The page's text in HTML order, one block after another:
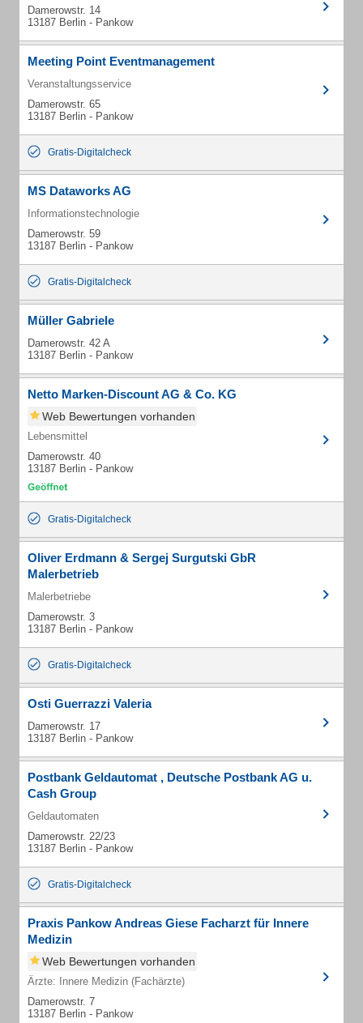
Damerowstr. 14
13187 Berlin - Pankow
Meeting Point Eventmanagement
Veranstaltungsservice
Damerowstr. 65
13187 Berlin - Pankow
Gratis-Digitalcheck
MS Dataworks AG
Informationstechnologie
Damerowstr. 59
13187 Berlin - Pankow
Gratis-Digitalcheck
Müller Gabriele
Damerowstr. 42 A
13187 Berlin - Pankow
Netto Marken-Discount AG & Co. KG
Web Bewertungen vorhanden
Lebensmittel
Damerowstr. 40
13187 Berlin - Pankow
Gratis-Digitalcheck
Oliver Erdmann & Sergej Surgutski GbR
Malerbetrieb
Malerbetriebe
Damerowstr. 3
13187 Berlin - Pankow
Gratis-Digitalcheck
Osti Guerrazzi Valeria
Damerowstr. 17
13187 Berlin - Pankow
Postbank Geldautomat , Deutsche Postbank AG u.
Cash Group
Geldautomaten
Damerowstr. 22/23
13187 Berlin - Pankow
Gratis-Digitalcheck
Praxis Pankow Andreas Giese Facharzt für Innere
Medizin
Web Bewertungen vorhanden
Ärzte: Innere Medizin (Fachärzte)
Damerowstr. 7
13187 Berlin - Pankow